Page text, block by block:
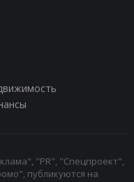
"PR", "Спецпроект",
публикуются на